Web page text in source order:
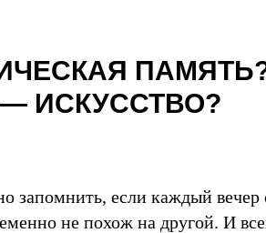
ИСКУССТВО?
запомнить, если каждый вечер
не похож на другой. И